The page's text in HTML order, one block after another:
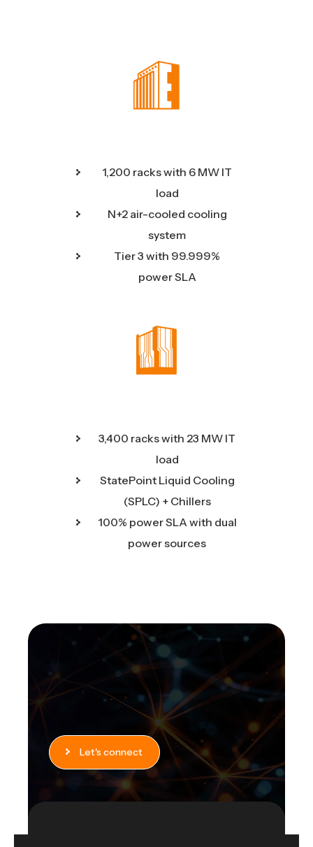
1,200 racks with 6 MW IT
load
N+2 air-cooled cooling
system
Tier 3 with 99.999%
power SLA
3,400 racks with 23 MW IT
load
StatePoint Liquid Cooling
(SPLC) + Chillers
100% power SLA with dual
power sources
Let's connect